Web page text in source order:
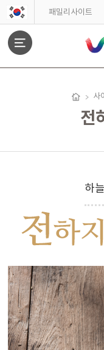
스킵네비게이션
패밀리사이트
사
전
전하지 못한 편지
하